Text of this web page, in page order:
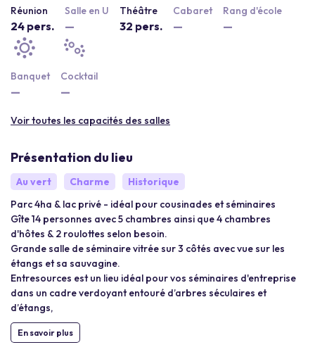
Réunion
24 pers.
Salle en U
—
Théâtre
32 pers.
Cabaret
—
Rang d'école
—
Banquet
—
Cocktail
—
Voir toutes les capacités des salles
Présentation du lieu
Au vert Charme
Historique
Parc 4ha & lac privé - idéal pour cousinades et séminaires
Gîte 14 personnes avec 5 chambres ainsi que 4 chambres
d'hôtes & 2 roulottes selon besoin.
Grande salle de séminaire vitrée sur 3 côtés avec vue sur les
étangs et sa sauvagine.
Entresources est un lieu idéal pour vos séminaires d'entreprise
dans un cadre verdoyant entouré d’arbres séculaires et
d’étangs,
En savoir plus